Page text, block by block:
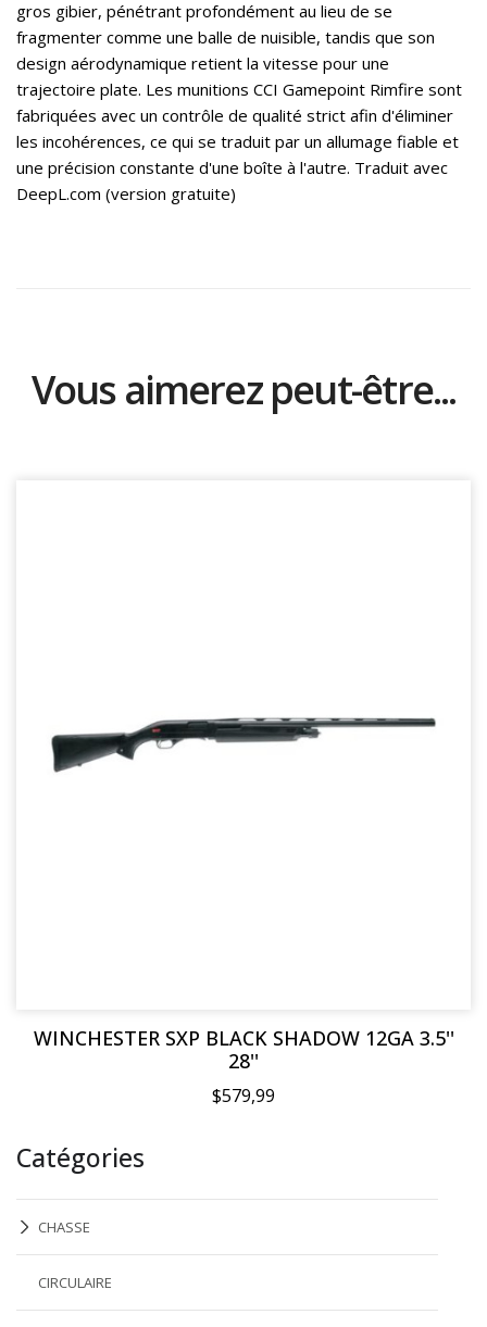
Catégories
CHASSE
CIRCULAIRE
gros gibier, pénétrant profondément au lieu de se
fragmenter comme une balle de nuisible, tandis que son
design aérodynamique retient la vitesse pour une
trajectoire plate. Les munitions CCI Gamepoint Rimfire sont
fabriquées avec un contrôle de qualité strict afin d'éliminer
les incohérences, ce qui se traduit par un allumage fiable et
une précision constante d'une boîte à l'autre. Traduit avec
DeepL.com (version gratuite)
Vous aimerez peut-être...
WINCHESTER SXP BLACK SHADOW 12GA 3.5''
28''
$579,99